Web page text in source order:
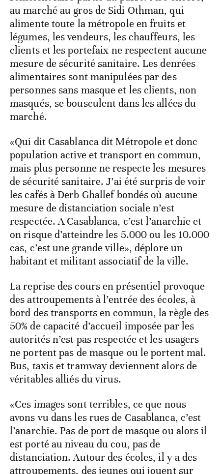
au marché au gros de Sidi Othman, qui
alimente toute la métropole en fruits et
légumes, les vendeurs, les chauffeurs, les
clients et les portefaix ne respectent aucune
mesure de sécurité sanitaire. Les denrées
alimentaires sont manipulées par des
personnes sans masque et les clients, non
masqués, se bousculent dans les allées du
marché.
«Qui dit Casablanca dit Métropole et donc
population active et transport en commun,
mais plus personne ne respecte les mesures
de sécurité sanitaire. J’ai été surpris de voir
les cafés à Derb Ghallef bondés où aucune
mesure de distanciation sociale n’est
respectée. A Casablanca, c’est l’anarchie et
on risque d’atteindre les 5.000 ou les 10.000
cas, c’est une grande ville», déplore un
habitant et militant associatif de la ville.
La reprise des cours en présentiel provoque
des attroupements à l’entrée des écoles, à
bord des transports en commun, la règle des
50% de capacité d’accueil imposée par les
autorités n’est pas respectée et les usagers
ne portent pas de masque ou le portent mal.
Bus, taxis et tramway deviennent alors de
véritables alliés du virus.
«Ces images sont terribles, ce que nous
avons vu dans les rues de Casablanca, c’est
l’anarchie. Pas de port de masque ou alors il
est porté au niveau du cou, pas de
distanciation. Autour des écoles, il y a des
attroupements, des jeunes qui jouent sur